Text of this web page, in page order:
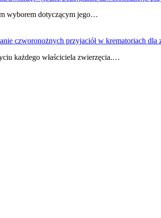
wyborem dotyczącym jego…
czworonożnych przyjaciół w krematoriach dla
każdego właściciela zwierzęcia.…